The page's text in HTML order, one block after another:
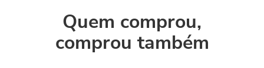
Quem comprou,
comprou também